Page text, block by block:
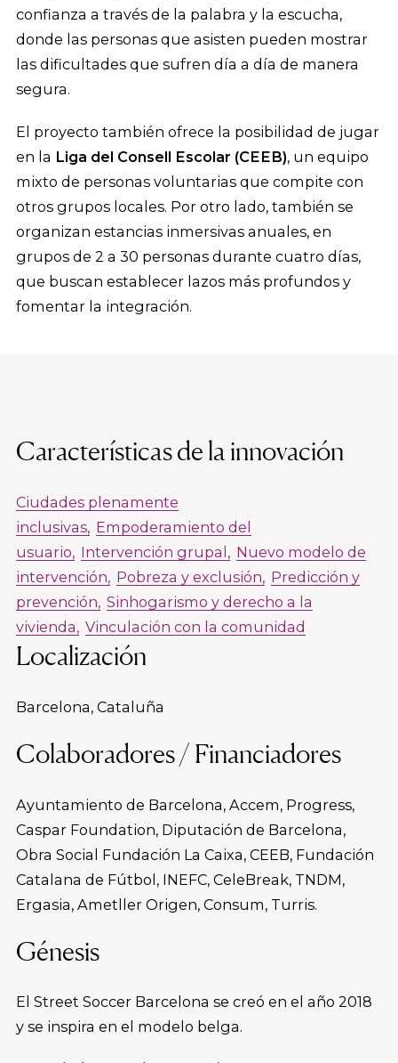
confianza a través de la palabra y la escucha,
donde las personas que asisten pueden mostrar
las dificultades que sufren día a día de manera
segura.
El proyecto también ofrece la posibilidad de jugar
en la Liga del Consell Escolar (CEEB), un equipo
mixto de personas voluntarias que compite con
otros grupos locales. Por otro lado, también se
organizan estancias inmersivas anuales, en
grupos de 2 a 30 personas durante cuatro días,
que buscan establecer lazos más profundos y
fomentar la integración.
Características de la innovación
Ciudades plenamente
inclusivas Empoderamiento del
usuario Intervención grupal
Nuevo modelo de
intervención Pobreza y exclusión Predicción y
prevención Sinhogarismo y derecho a la
vivienda Vinculación con la comunidad
Localización
Barcelona, Cataluña
Colaboradores / Financiadores
Ayuntamiento de Barcelona, Accem, Progress,
Caspar Foundation, Diputación de Barcelona,
Obra Social Fundación La Caixa, CEEB, Fundación
Catalana de Fútbol, INEFC, CeleBreak, TNDM,
Ergasia, Ametller Origen, Consum, Turris.
Génesis
El Street Soccer Barcelona se creó en el año 2018
y se inspira en el modelo belga.